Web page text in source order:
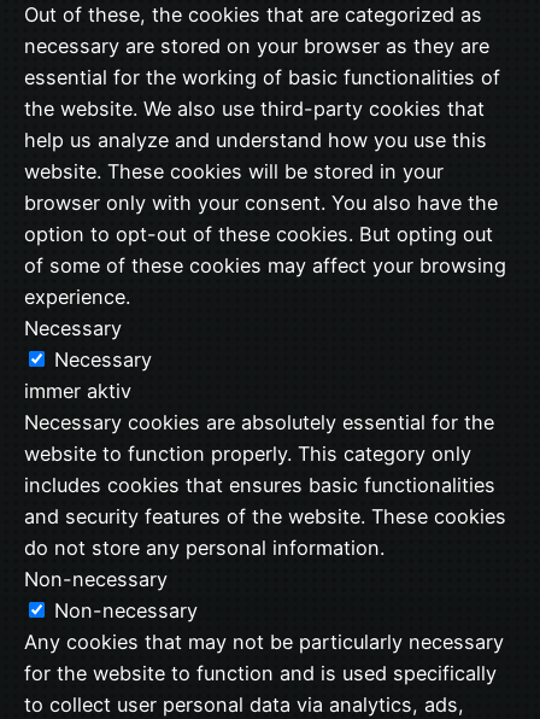
Out of these, the cookies that are categorized as
necessary are stored on your browser as they are
essential for the working of basic functionalities of
the website. We also use third-party cookies that
help us analyze and understand how you use this
website. These cookies will be stored in your
browser only with your consent. You also have the
option to opt-out of these cookies. But opting out
of some of these cookies may affect your browsing
experience.
Necessary
Necessary
immer aktiv
Necessary cookies are absolutely essential for the
website to function properly. This category only
includes cookies that ensures basic functionalities
and security features of the website. These cookies
do not store any personal information.
Non-necessary
Non-necessary
Any cookies that may not be particularly necessary
for the website to function and is used specifically
to collect user personal data via analytics, ads,